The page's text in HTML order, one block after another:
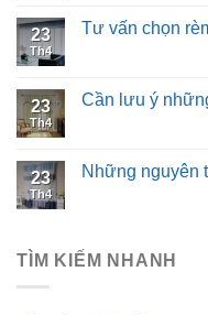
23
Th4
Tư vấn chọn
23
Th4
Cần lưu ý
23
Th4
Những nguyên
TÌM KIẾM NHANH